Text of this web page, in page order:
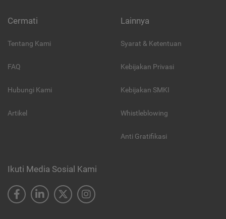
Cermati
Tentang Kami
FAQ
Hubungi Kami
Artikel
Lainnya
Syarat & Ketentuan
Kebijakan Privasi
Kebijakan SMKI
Whistleblowing
Anti Gratifikasi
Ikuti Media Sosial Kami